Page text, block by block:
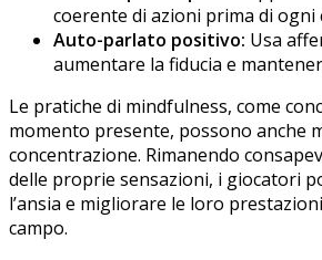
coerente di azioni prima di ogni
Auto-parlato positivo: Usa
aumentare la fiducia e
Le pratiche di mindfulness, come
momento presente, possono anche
concentrazione. Rimanendo
delle proprie sensazioni, i giocatori
l’ansia e migliorare le loro
campo.